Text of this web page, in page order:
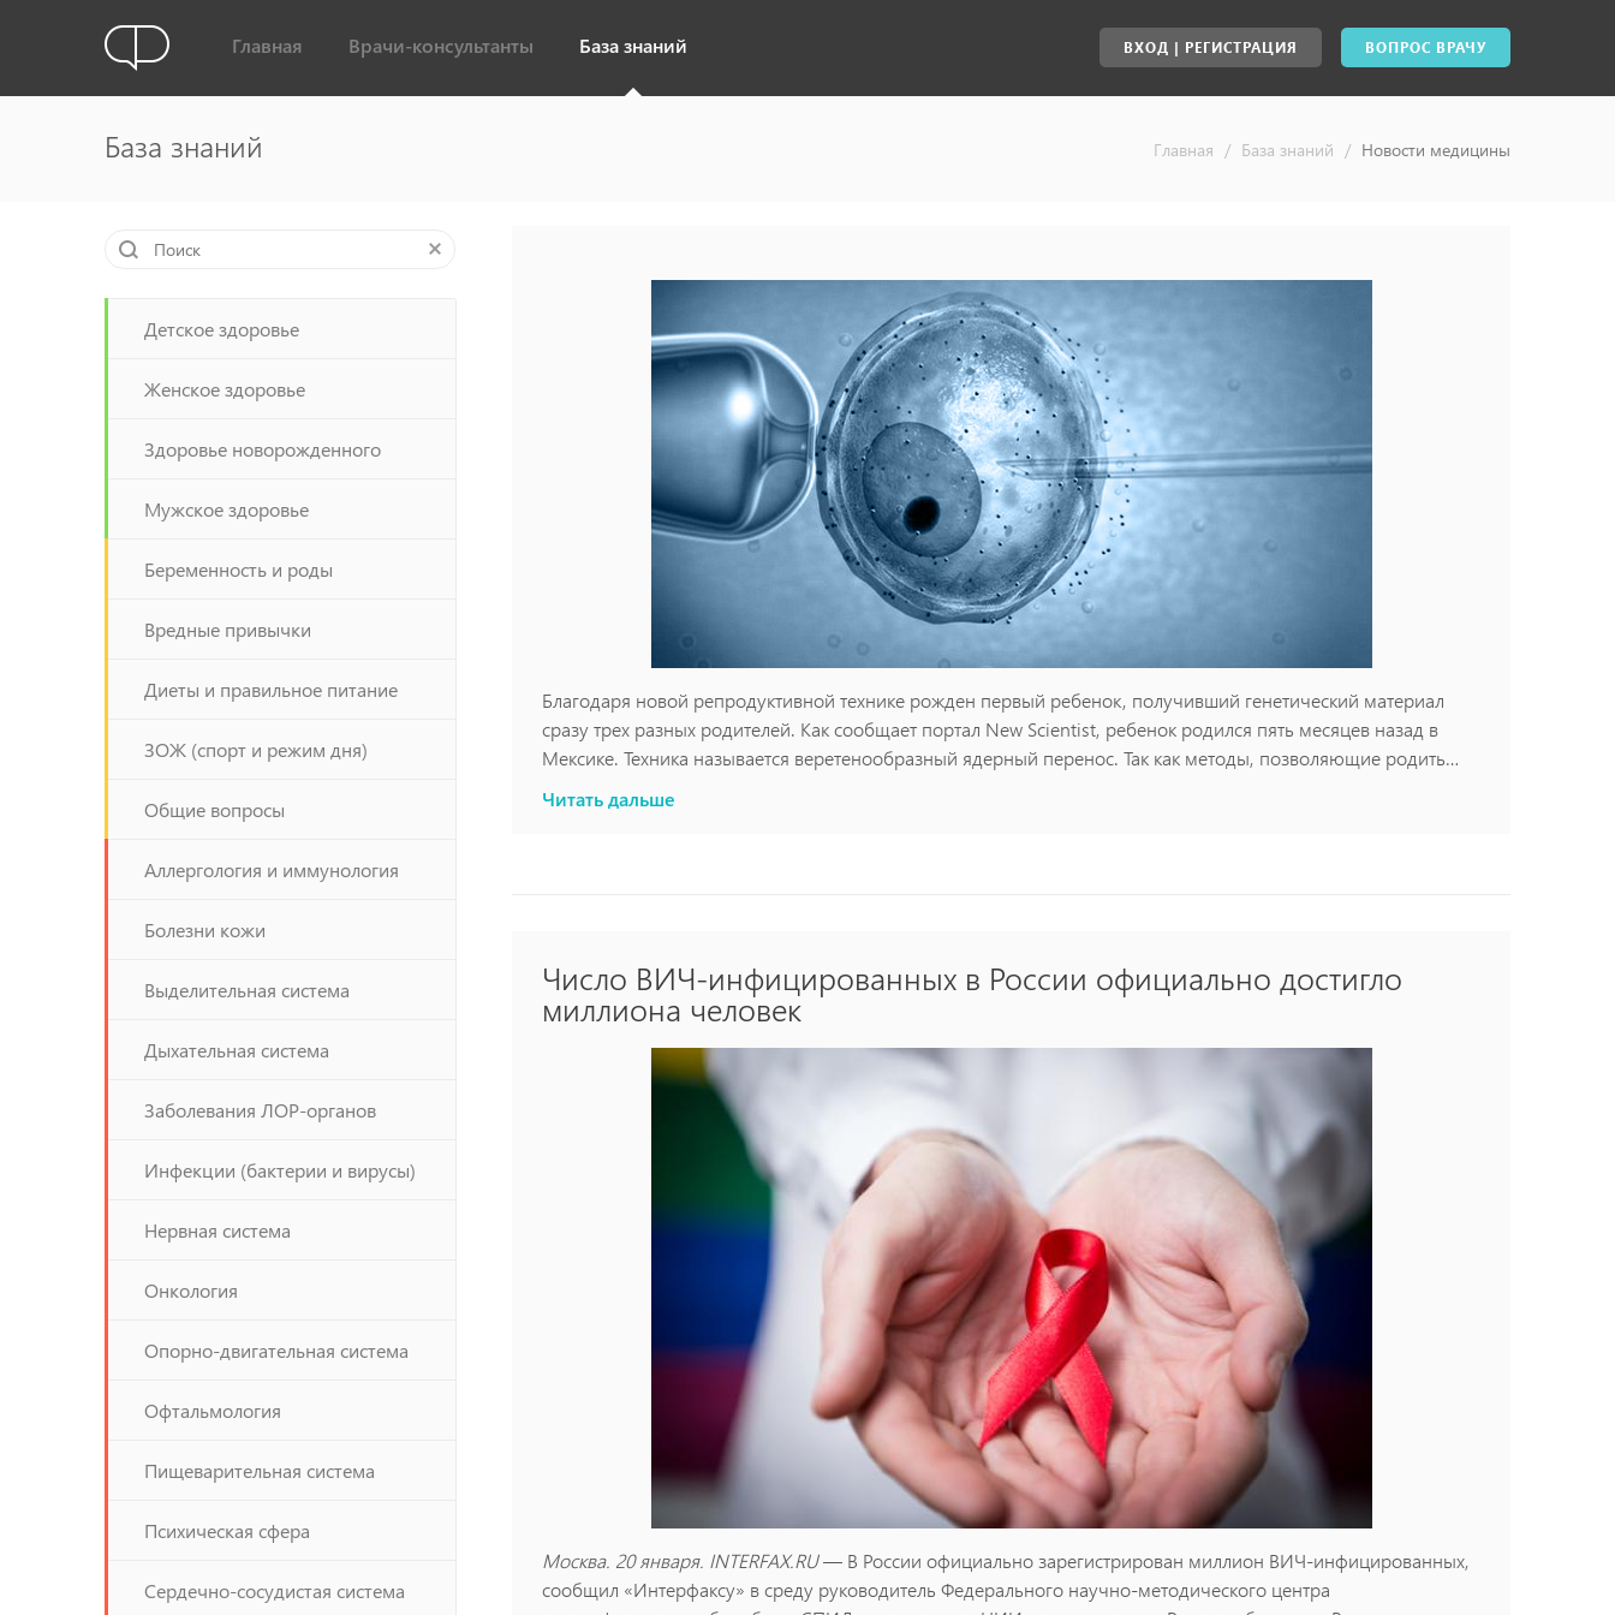
Главная Врачи-консультанты База знаний ВХОД | РЕГИСТРАЦИЯ ВОПРОС ВРАЧУ
База знаний Главная / База знаний / Новости медицины
Благодаря новой репродуктивной технике рожден первый ребенок, получивший генетический материал
сразу трех разных родителей. Как сообщает портал New Scientist, ребенок родился пять месяцев назад в
Мексике. Техника называется веретенообразный ядерный перенос. Так как методы, позволяющие родить
Читать дальше
Число ВИЧ-инфицированных в России официально достигло
миллиона человек
Москва. 20 января. INTERFAX.RU— В России официально зарегистрирован миллион ВИЧ-инфицированных,
сообщил «Интерфаксу» в среду руководитель Федерального научно-методического центра
Детское здоровье
Женское здоровье
Здоровье новорожденного
Мужское здоровье
Беременность и роды
Вредные привычки
Диеты и правильное питание
ЗОЖ (спорт и режим дня)
Общие вопросы
Аллергология и иммунология
Болезни кожи
Выделительная система
Дыхательная система
Заболевания ЛОР-органов
Инфекции (бактерии и вирусы)
Нервная система
Онкология
Опорно-двигательная система
Офтальмология
Пищеварительная система
Психическая сфера
Сердечно-сосудистая система